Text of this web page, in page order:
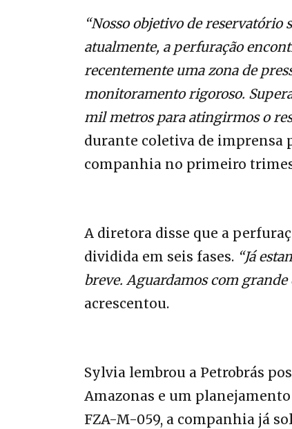
“Nosso objetivo de
atualmente, a perfuração
recentemente uma zona de
monitoramento rigoroso.
mil metros para atingirmos o
durante coletiva de imprensa
companhia no primeiro
A diretora disse que a
dividida em seis fases. “Já
breve. Aguardamos com grande
acrescentou.
Sylvia lembrou a Petrobrás
Amazonas e um
FZA-M-059, a companhia já